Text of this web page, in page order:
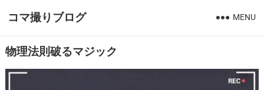
コマ撮りブログ MENU
物理法則破るマジック